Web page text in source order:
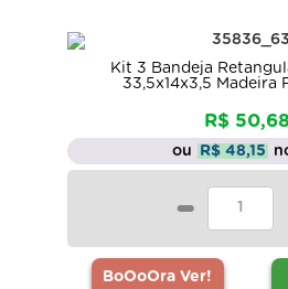
Kit 3 Bandeja
33,5x14x3,5 Madeira
R$ 50,68
ou R$ 48,15
-
BoOoOra Ver!